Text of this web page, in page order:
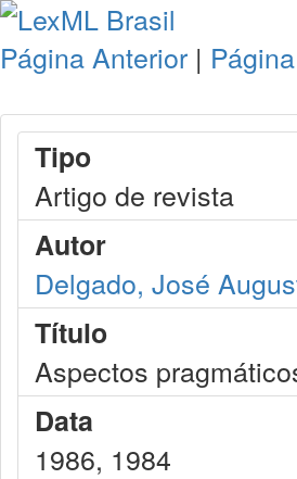
Página Anterior |
Tipo
Artigo de revista
Autor
Delgado, José
Título
Aspectos
Data
1986, 1984